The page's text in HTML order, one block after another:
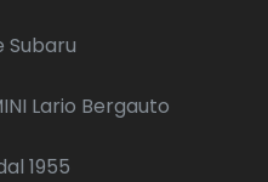
Subaru
Lario Bergauto
1955